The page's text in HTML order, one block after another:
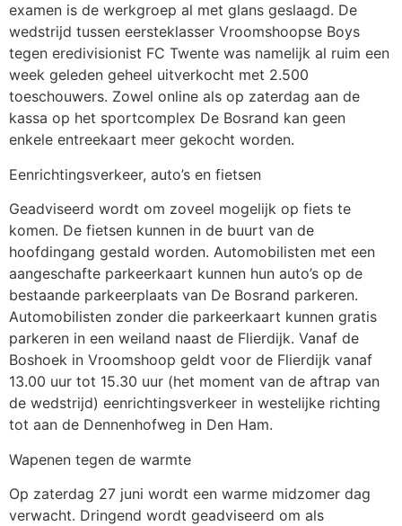
examen is de werkgroep al met glans geslaagd. De
wedstrijd tussen eersteklasser Vroomshoopse Boys
tegen eredivisionist FC Twente was namelijk al ruim een
week geleden geheel uitverkocht met 2.500
toeschouwers. Zowel online als op zaterdag aan de
kassa op het sportcomplex De Bosrand kan geen
enkele entreekaart meer gekocht worden.
Eenrichtingsverkeer, auto’s en fietsen
Geadviseerd wordt om zoveel mogelijk op fiets te
komen. De fietsen kunnen in de buurt van de
hoofdingang gestald worden. Automobilisten met een
aangeschafte parkeerkaart kunnen hun auto’s op de
bestaande parkeerplaats van De Bosrand parkeren.
Automobilisten zonder die parkeerkaart kunnen gratis
parkeren in een weiland naast de Flierdijk. Vanaf de
Boshoek in Vroomshoop geldt voor de Flierdijk vanaf
13.00 uur tot 15.30 uur (het moment van de aftrap van
de wedstrijd) eenrichtingsverkeer in westelijke richting
tot aan de Dennenhofweg in Den Ham.
Wapenen tegen de warmte
Op zaterdag 27 juni wordt een warme midzomer dag
verwacht. Dringend wordt geadviseerd om als